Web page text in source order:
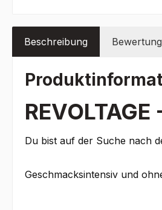
Beschreibung
Du bist auf der Suche nach
Geschmacksintensiv und